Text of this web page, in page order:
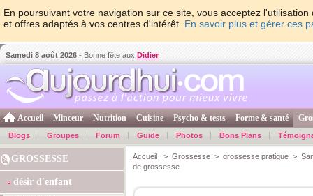
En poursuivant votre navigation sur ce site, vous acceptez
et offres adaptés à vos centres d'intérêt. En savoir plus et gérer ces
Samedi 8 août 2026 - Bonne fête aux Didier
Accueil Minceur Nutrition Cuisine Psycho & tests Forme & santé
Blogs Groupes Forum Guide Photos Bons Plans
GROSSESSE
désir d'enfant
Accueil > Grossesse > grossesse pratique >
de grossesse